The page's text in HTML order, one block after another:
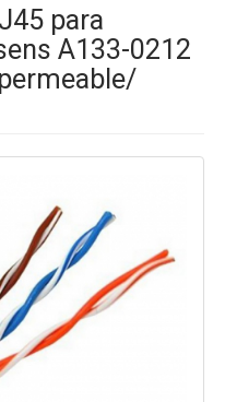
para
A133-0212